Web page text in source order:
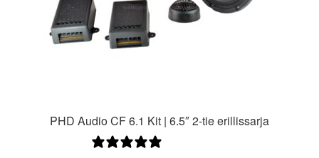
PHD Audio CF 6.1 Kit | 6.5″ 2-tie erillissarja